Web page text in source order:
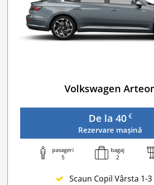
Volkswagen
De la 40 €
Rezervare mașină
pasageri
5
bagaj
2
Scaun Copil Vârsta 1-3